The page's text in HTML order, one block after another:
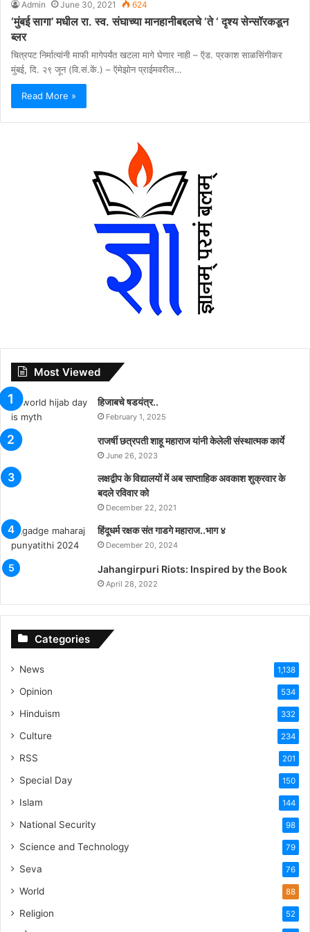
Admin June 30, 2021 624
‘मुंबई सागा’ मधील रा. स्व. संघाच्या मानहानीबद्दलचे ‘ते ‘ दृश्य सेन्सॉरकडून
ब्लर
चित्रपट निर्मात्यांनी माफी मागेपर्यंत खटला मागे घेणार नाही – ऍड. प्रकाश साळसिंगीकर
मुंबई, दि. २९ जून (वि.सं.कें.) – ऍमेझोन प्राईमवरील…
Read More »
Most Viewed
हिजाबचे षडयंत्र..
February 1, 2025
राजर्षी छत्रपती शाहू महाराज यांनी केलेली संस्थात्मक कार्ये
June 26, 2023
लक्षद्वीप के विद्यालयों में अब साप्ताहिक अवकाश शुक्रवार के
बदले रविवार को
December 22, 2021
हिंदूधर्म रक्षक संत गाडगे महाराज..भाग ४
December 20, 2024
Jahangirpuri Riots: Inspired by the Book
April 28, 2022
Categories
News 1,138
Opinion 534
Hinduism 332
Culture 234
RSS 201
Special Day 150
Islam 144
National Security 98
Science and Technology 79
Seva 76
World 88
Religion 52